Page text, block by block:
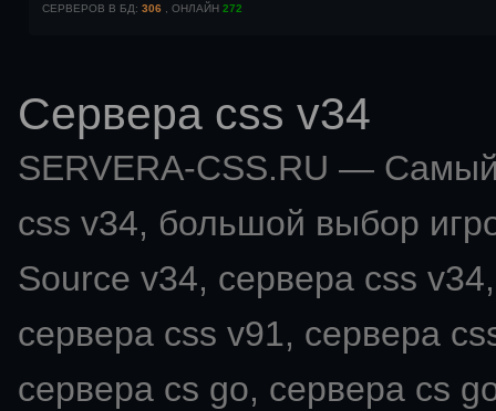
СЕРВЕРОВ В БД: 306 , ОНЛАЙН 272
Сервера css v34
SERVERA-CSS.RU —
css v34, большой выбор
Source v34, сервера css
сервера css v91, сервера
сервера cs go, сервера cs